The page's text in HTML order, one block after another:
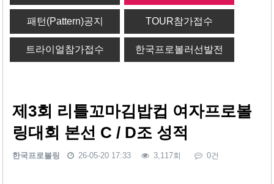
패턴(Pattern)공지 TOUR참가접수
트라이얼참가접수 한국프로볼러선발전
제3회 리틀꼬마김밥컵 여자프로볼
링대회 본선 C / D조 성적
한국프로볼링 26-05-20 17:33 3,117회 0건